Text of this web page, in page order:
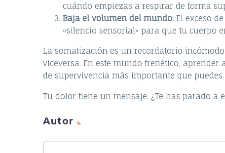
cuándo empiezas a respirar de forma
Baja el volumen del mundo: El exceso
«silencio sensorial» para que tu cuerpo
La somatización es un recordatorio
viceversa. En este mundo frenético,
de supervivencia más importante que
Tu dolor tiene un mensaje. ¿Te has parado a
Autor